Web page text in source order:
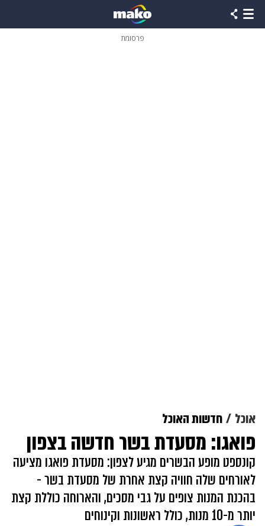
פרסומת
אוכל חדשות האוכל
פואגו: מסעדת בשר חדשה בצפון
קונספט מופע הבשרים מגיע לצפון: מסעדת פואגו מציעה
לאורחים שלה חוויה קצת אחרת של מסעדת בשר -
בהכנת המנות צופים על גבי מסכים, והארוחה כוללת קצת
יותר מ-10 מנות, כולל ראשונות וקינוחים